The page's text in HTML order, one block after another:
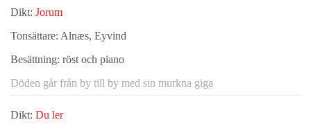
Dikt: Jorum
Tonsättare: Alnæs, Eyvind
Besättning: röst och piano
Döden går från by till by med sin murkna giga
Dikt: Du ler